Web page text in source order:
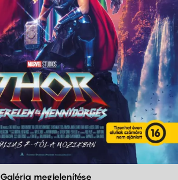
Galéria megjelenítése